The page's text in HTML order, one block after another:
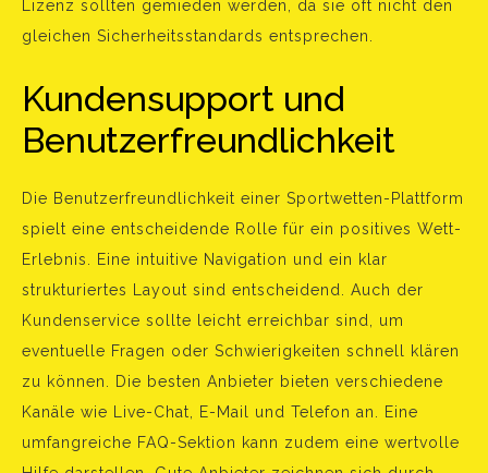
Lizenz sollten gemieden werden, da sie oft nicht den
gleichen Sicherheitsstandards entsprechen.
Kundensupport und
Benutzerfreundlichkeit
Die Benutzerfreundlichkeit einer Sportwetten-Plattform
spielt eine entscheidende Rolle für ein positives Wett-
Erlebnis. Eine intuitive Navigation und ein klar
strukturiertes Layout sind entscheidend. Auch der
Kundenservice sollte leicht erreichbar sind, um
eventuelle Fragen oder Schwierigkeiten schnell klären
zu können. Die besten Anbieter bieten verschiedene
Kanäle wie Live-Chat, E-Mail und Telefon an. Eine
umfangreiche FAQ-Sektion kann zudem eine wertvolle